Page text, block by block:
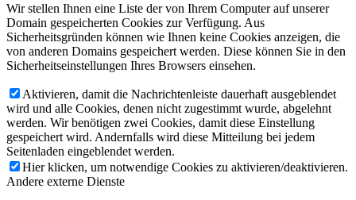
Wir stellen Ihnen eine Liste der von Ihrem Computer auf unserer
Domain gespeicherten Cookies zur Verfügung. Aus
Sicherheitsgründen können wie Ihnen keine Cookies anzeigen, die
von anderen Domains gespeichert werden. Diese können Sie in den
Sicherheitseinstellungen Ihres Browsers einsehen.
Aktivieren, damit die Nachrichtenleiste dauerhaft ausgeblendet
wird und alle Cookies, denen nicht zugestimmt wurde, abgelehnt
werden. Wir benötigen zwei Cookies, damit diese Einstellung
gespeichert wird. Andernfalls wird diese Mitteilung bei jedem
Seitenladen eingeblendet werden.
Hier klicken, um notwendige Cookies zu aktivieren/deaktivieren.
Andere externe Dienste